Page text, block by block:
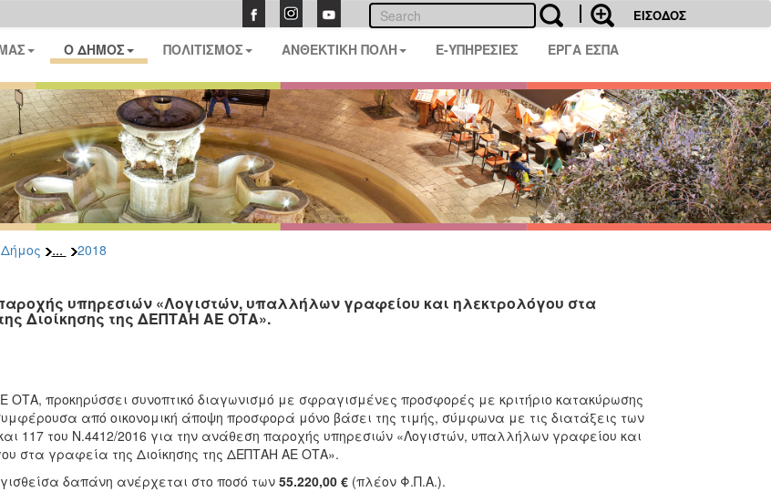
ΕΙΣΟΔΟΣ
Ο ΔΗΜΟΣ ΠΟΛΙΤΙΣΜΟΣ ΑΝΘΕΚΤΙΚΗ ΠΟΛΗ E-ΥΠΗΡΕΣΙΕΣ ΕΡΓΑ ΕΣΠΑ
... 2018
υπηρεσιών «Λογιστών, υπαλλήλων γραφείου και ηλεκτρολόγου στα
Διοίκησης της ΔΕΠΤΑΗ ΑΕ ΟΤΑ».
ΟΤΑ, προκηρύσσει συνοπτικό διαγωνισμό με σφραγισμένες προσφορές με κριτήριο κατακύρωσης
από οικονομική άποψη προσφορά μόνο βάσει της τιμής, σύμφωνα με τις διατάξεις των
117 του Ν.4412/2016 για την ανάθεση παροχής υπηρεσιών «Λογιστών, υπαλλήλων γραφείου και
στα γραφεία της Διοίκησης της ΔΕΠΤΑΗ ΑΕ ΟΤΑ».
δαπάνη ανέρχεται στο ποσό των55.220,00 €(πλέον Φ.Π.Α.).